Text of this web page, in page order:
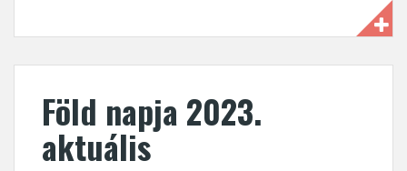
Föld napja 2023.
aktuális